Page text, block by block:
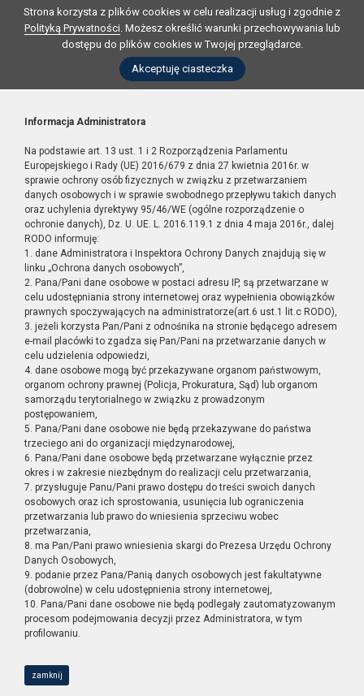
Strona korzysta z plików cookies w celu realizacji usług i zgodnie z
Polityką Prywatności. Możesz określić warunki przechowywania lub
dostępu do plików cookies w Twojej przeglądarce.
Akceptuję ciasteczka
Informacja Administratora
Na podstawie art. 13 ust. 1 i 2 Rozporządzenia Parlamentu
Europejskiego i Rady (UE) 2016/679 z dnia 27 kwietnia 2016r. w
sprawie ochrony osób fizycznych w związku z przetwarzaniem
danych osobowych i w sprawie swobodnego przepływu takich danych
oraz uchylenia dyrektywy 95/46/WE (ogólne rozporządzenie o
ochronie danych), Dz. U. UE. L. 2016.119.1 z dnia 4 maja 2016r., dalej
RODO informuję:
1. dane Administratora i Inspektora Ochrony Danych znajdują się w
linku „Ochrona danych osobowych”,
2. Pana/Pani dane osobowe w postaci adresu IP, są przetwarzane w
celu udostępniania strony internetowej oraz wypełnienia obowiązków
prawnych spoczywających na administratorze(art.6 ust.1 lit.c RODO),
3. jeżeli korzysta Pan/Pani z odnośnika na stronie będącego adresem
e-mail placówki to zgadza się Pan/Pani na przetwarzanie danych w
celu udzielenia odpowiedzi,
4. dane osobowe mogą być przekazywane organom państwowym,
organom ochrony prawnej (Policja, Prokuratura, Sąd) lub organom
samorządu terytorialnego w związku z prowadzonym
postępowaniem,
5. Pana/Pani dane osobowe nie będą przekazywane do państwa
trzeciego ani do organizacji międzynarodowej,
6. Pana/Pani dane osobowe będą przetwarzane wyłącznie przez
okres i w zakresie niezbędnym do realizacji celu przetwarzania,
7. przysługuje Panu/Pani prawo dostępu do treści swoich danych
osobowych oraz ich sprostowania, usunięcia lub ograniczenia
przetwarzania lub prawo do wniesienia sprzeciwu wobec
przetwarzania,
8. ma Pan/Pani prawo wniesienia skargi do Prezesa Urzędu Ochrony
Danych Osobowych,
9. podanie przez Pana/Panią danych osobowych jest fakultatywne
(dobrowolne) w celu udostępnienia strony internetowej,
10. Pana/Pani dane osobowe nie będą podlegały zautomatyzowanym
procesom podejmowania decyzji przez Administratora, w tym
profilowaniu.
zamknij